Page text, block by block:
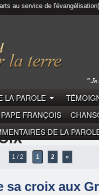
au service de l'évangélisation)
LA PAROLE
PAPE FRANÇOIS
DE LA
1 / 2 1 2 »
sa croix aux